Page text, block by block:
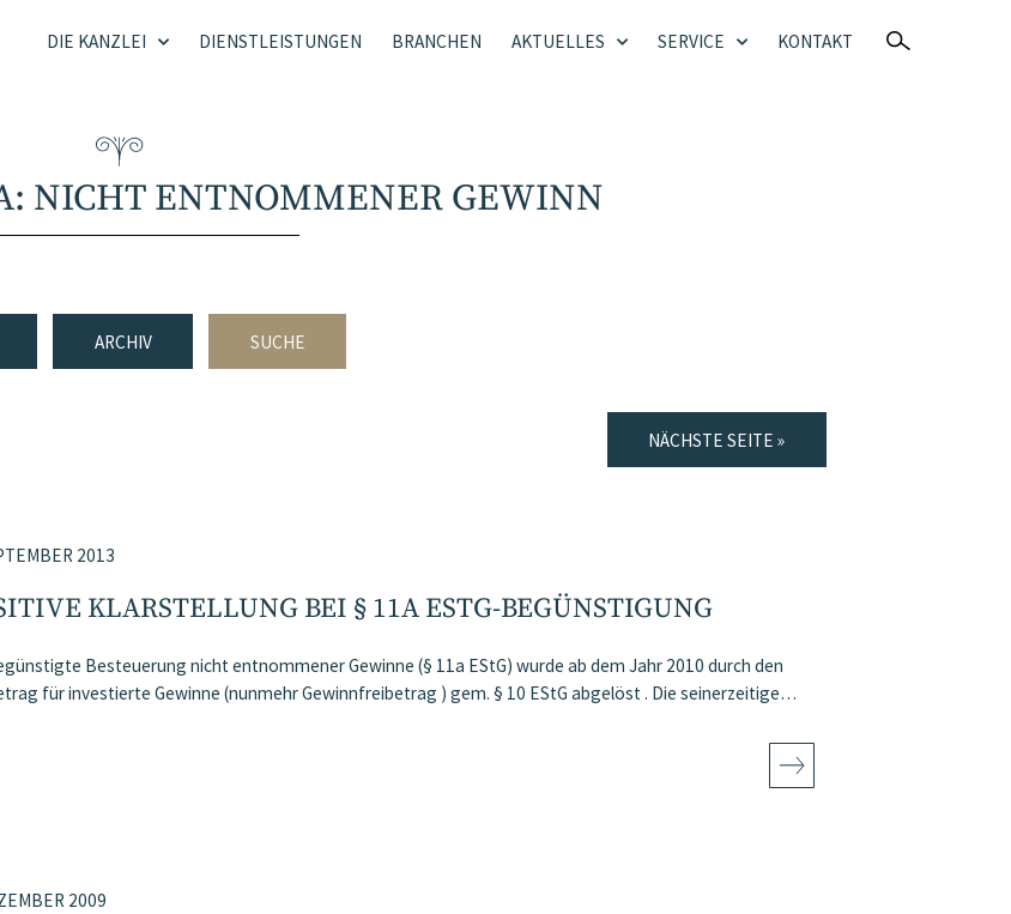
DIE KANZLEI DIENSTLEISTUNGEN BRANCHEN AKTUELLES SERVICE KONTAKT
NICHT ENTNOMMENER GEWINN
ARCHIV SUCHE
NÄCHSTE SEITE »
2013
KLARSTELLUNG BEI § 11A ESTG-BEGÜNSTIGUNG
Besteuerung nicht entnommener Gewinne (§ 11a EStG) wurde ab dem Jahr 2010 durch den
für investierte Gewinne (nunmehr Gewinnfreibetrag ) gem. § 10 EStG abgelöst . Die seinerzeitige…
2009